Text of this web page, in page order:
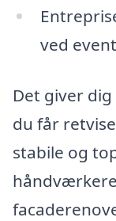
ved
Det giver
du får
stabile og